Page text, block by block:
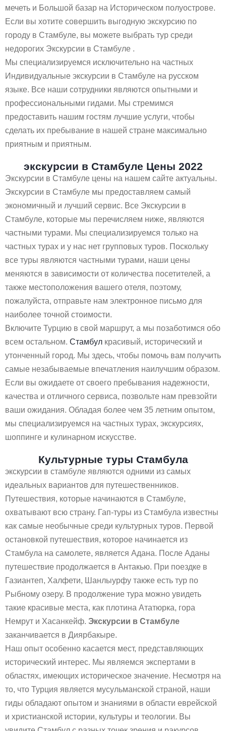
мечеть и Большой базар на Историческом полуострове.
Если вы хотите совершить выгодную экскурсию по
городу в Стамбуле, вы можете выбрать тур среди
недорогих Экскурсии в Стамбуле .
Мы специализируемся исключительно на частных
Индивидуальные экскурсии в Стамбуле на русском
языке. Все наши сотрудники являются опытными и
профессиональными гидами. Мы стремимся
предоставить нашим гостям лучшие услуги, чтобы
сделать их пребывание в нашей стране максимально
приятным и приятным.
экскурсии в Стамбуле Цены 2022
Экскурсии в Стамбуле цены на нашем сайте актуальны.
Экскурсии в Стамбулe мы предоставляем самый
экономичный и лучший сервис. Все Экскурсии в
Стамбуле, которые мы перечисляем ниже, являются
частными турами. Мы специализируемся только на
частных турах и у нас нет групповых туров. Поскольку
все туры являются частными турами, наши цены
меняются в зависимости от количества посетителей, а
также местоположения вашего отеля, поэтому,
пожалуйста, отправьте нам электронное письмо для
наиболее точной стоимости.
Включите Турцию в свой маршрут, а мы позаботимся обо
всем остальном. Стамбул красивый, исторический и
утонченный город. Мы здесь, чтобы помочь вам получить
самые незабываемые впечатления наилучшим образом.
Если вы ожидаете от своего пребывания надежности,
качества и отличного сервиса, позвольте нам превзойти
ваши ожидания. Обладая более чем 35 летним опытом,
мы специализируемся на частных турах, экскурсиях,
шоппинге и кулинарном искусстве.
Культурные туры Стамбула
экскурсии в стамбуле являются одними из самых
идеальных вариантов для путешественников.
Путешествия, которые начинаются в Стамбуле,
охватывают всю страну. Гап-туры из Стамбула известны
как самые необычные среди культурных туров. Первой
остановкой путешествия, которое начинается из
Стамбула на самолете, является Адана. После Аданы
путешествие продолжается в Антакью. При поездке в
Газиантеп, Халфети, Шанлыурфу также есть тур по
Рыбному озеру. В продолжение тура можно увидеть
такие красивые места, как плотина Ататюрка, гора
Немрут и Хасанкейф. Экскурсии в Стамбулe
заканчивается в Диярбакыре.
Наш опыт особенно касается мест, представляющих
исторический интерес. Мы являемся экспертами в
областях, имеющих историческое значение. Несмотря на
то, что Турция является мусульманской страной, наши
гиды обладают опытом и знаниями в области еврейской
и христианской истории, культуры и теологии. Вы